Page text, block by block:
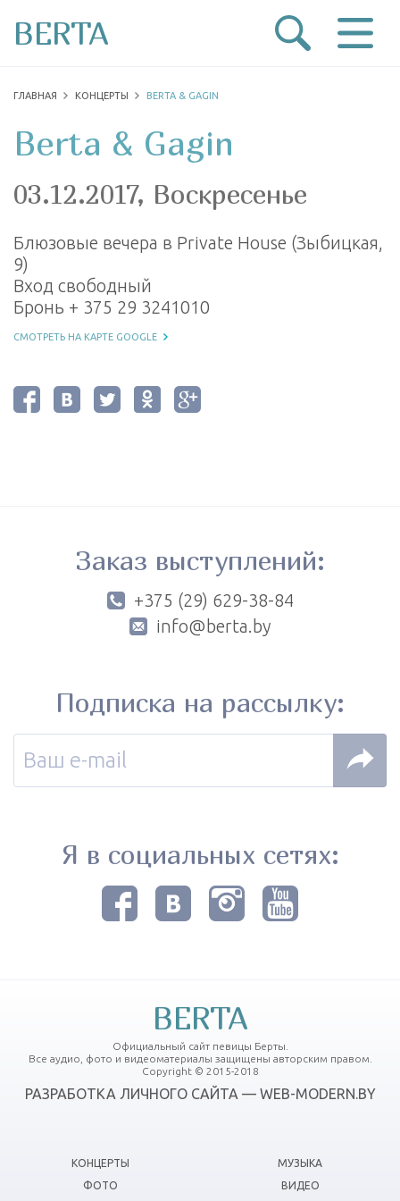
BERTA
ГЛАВНАЯ КОНЦЕРТЫ BERTA & GAGIN
Berta & Gagin
03.12.2017, Воскресенье
Блюзовые вечера в Private House (Зыбицкая,
9)
Вход свободный
Бронь + 375 29 3241010
СМОТРЕТЬ НА КАРТЕ GOOGLE
Заказ выступлений:
+375 (29) 629-38-84
info@berta.by
Подписка на рассылку:
Я в социальных сетях:
BERTA
Официальный сайт певицы Берты.
Все аудио, фото и видеоматериалы защищены авторским правом.
Copyright © 2015-2018
РАЗРАБОТКА ЛИЧНОГО САЙТА — WEB-MODERN.BY
КОНЦЕРТЫ
ФОТО
МУЗЫКА
ВИДЕО